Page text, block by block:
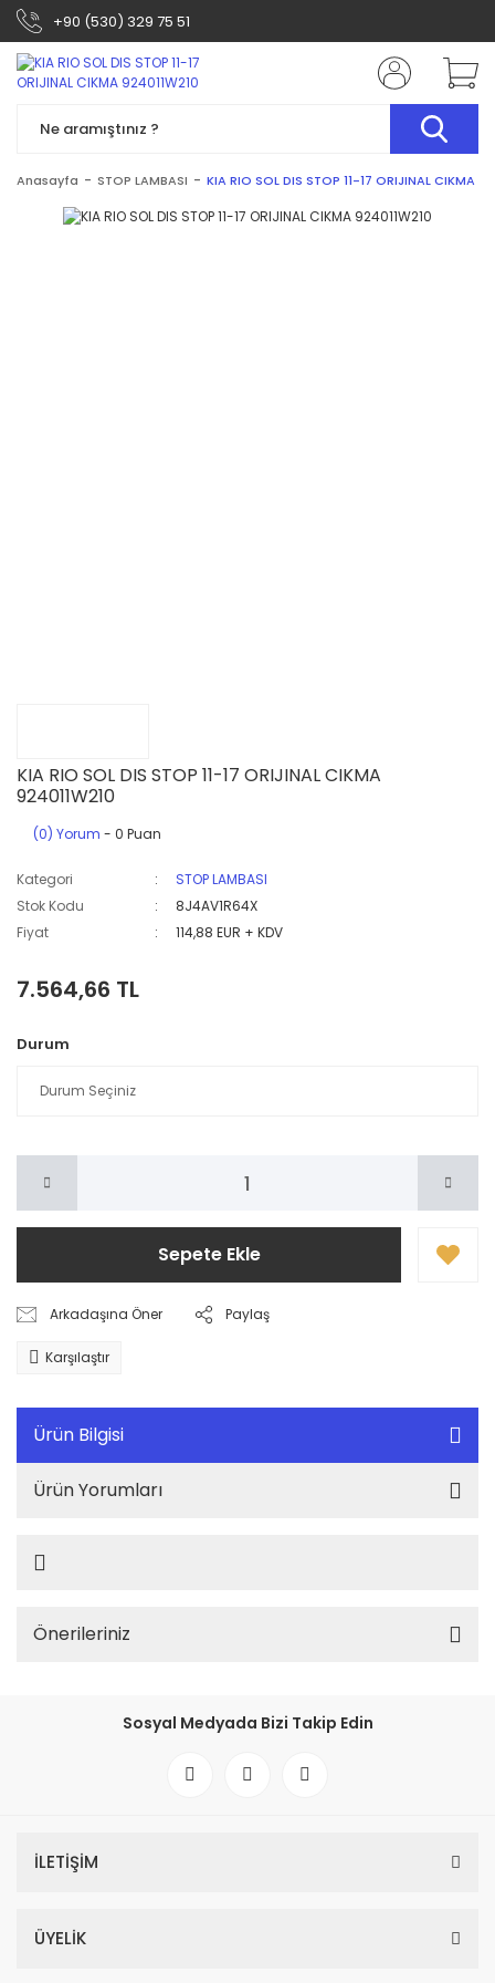
+90 (530) 329 75 51
Anasayfa STOP LAMBASI KIA RIO SOL DIS STOP 11-17 ORIJINAL CIKMA
KIA RIO SOL DIS STOP 11-17 ORIJINAL CIKMA
924011W210
(0) Yorum - 0 Puan
Kategori
STOP LAMBASI
Stok Kodu
8J4AV1R64X
Fiyat
114,88 EUR + KDV
7.564,66 TL
Durum
Sepete Ekle
Arkadaşına Öner Paylaş
Karşılaştır
Ürün Bilgisi
Ürün Yorumları
Önerileriniz
Sosyal Medyada Bizi Takip Edin
İLETİŞİM
ÜYELİK